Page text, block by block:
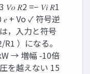
𝑉𝑜 𝑅2 =− 𝑉𝑖 𝑅1
𝑒 + Vo ✓ 符号逆
，入力と符号
）になる。
→ 増幅 -10倍
を越えない 15